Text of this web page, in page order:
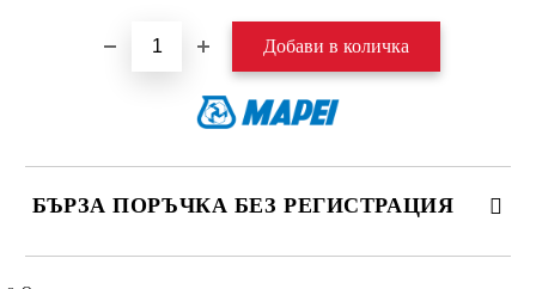
БЪРЗА ПОРЪЧКА БЕЗ РЕГИСТРАЦИЯ